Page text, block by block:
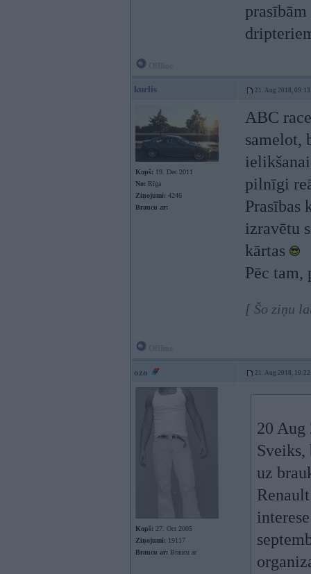
kurlis 21. Aug 2018, 09:13
Kopš: 19. Dec 2011
No: Rīga
Ziņojumi: 4246
Braucu ar:
ABC
samelot,
pilnīgi
Prasības
izravētu
kārtas
Pēc tam,
[ Šo ziņu
ozo 21. Aug 2018, 10:22
Kopš: 27. Oct 2005
Ziņojumi: 19117
Braucu ar: Braucu ar
20
Sveiks,
uz